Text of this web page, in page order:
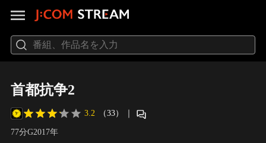
首都抗争2
3.2 （33） ｜
77分G2017年